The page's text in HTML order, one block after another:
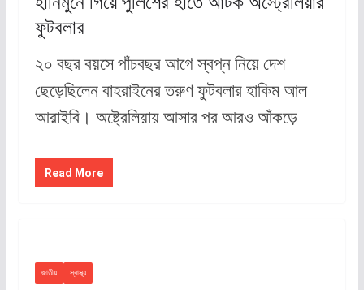
ফুটবলার
২০ বছর বয়সে পাঁচবছর আগে স্বপ্ন নিয়ে দেশ
ছেড়েছিলেন বাহরাইনের তরুণ ফুটবলার হাকিম আল
আরাইবি। অষ্ট্রেলিয়ায় আসার পর আরও আঁকড়ে
Read More
জাতীয় স্বাস্থ্য